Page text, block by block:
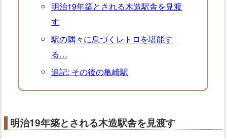
明治19年築とされる木造駅舎を見渡
す
駅の隅々に息づくレトロを堪能す
る…
追記: その後の亀崎駅
明治19年築とされる木造駅舎を見渡す